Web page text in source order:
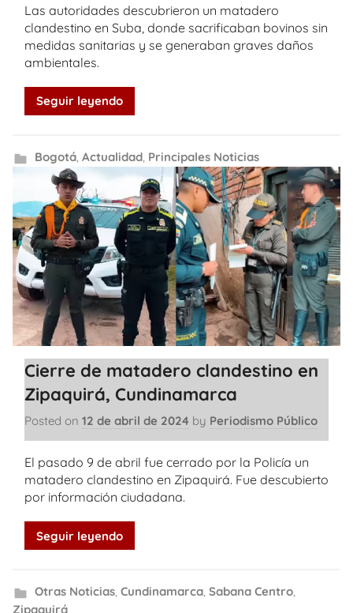
Las autoridades descubrieron un matadero
clandestino en Suba, donde sacrificaban bovinos sin
medidas sanitarias y se generaban graves daños
ambientales.
Seguir leyendo
Bogotá, Actualidad, Principales Noticias
Cierre de matadero clandestino en
Zipaquirá, Cundinamarca
Posted on 12 de abril de 2024 by Periodismo Público
El pasado 9 de abril fue cerrado por la Policía un
matadero clandestino en Zipaquirá. Fue descubierto
por información ciudadana.
Seguir leyendo
Otras Noticias, Cundinamarca, Sabana Centro,
Zipaquirá